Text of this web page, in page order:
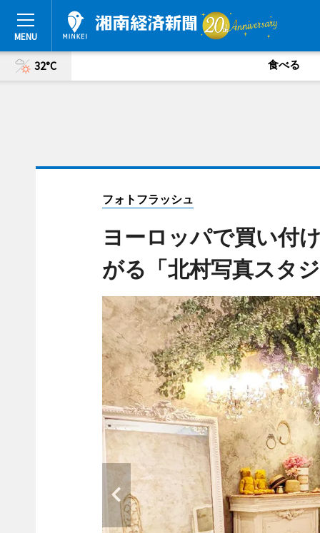
32°C 食べる
フォトフラッシュ
ヨーロッパで買い付
がる「北村写真スタ